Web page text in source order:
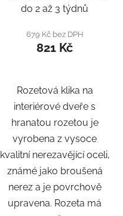
NEREZ
do 2 až 3 týdnů
679 Kč bez DPH
821 Kč
Rozetová klika na
interiérové ​​dveře s
hranatou rozetou je
vyrobena z vysoce
kvalitní nerezavějící oceli,
známé jako broušená
nerez a je povrchově
upravena. Rozeta má